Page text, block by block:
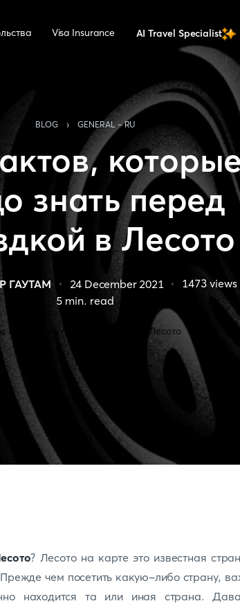
Visa Insurance AI Travel Specialist
BLOG › GENERAL - RU
которые
знать перед
в Лесото
ГАУТАМ 24 December 2021 1473 views
5 min. read
? Лесото на карте это известная
чем посетить какую-либо страну,
находится та или иная страна.